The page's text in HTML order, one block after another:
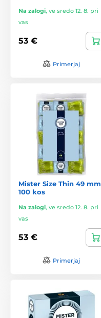
Na zalogi, ve sredo 12. 8. pri
vas
53 €
Primerjaj
Mister Size Thin 49 mm
100 kos
Na zalogi, ve sredo 12. 8. pri
vas
53 €
Primerjaj